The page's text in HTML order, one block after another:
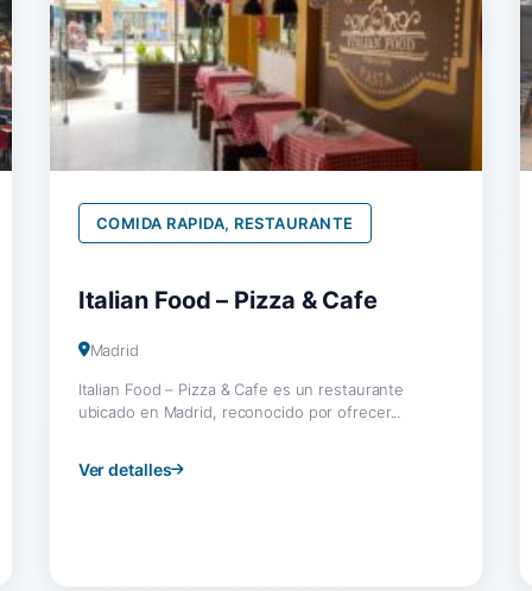
COMIDA RAPIDA, RESTAURANTE
Italian Food – Pizza & Cafe
Madrid
Italian Food – Pizza & Cafe es un restaurante
ubicado en Madrid, reconocido por ofrecer...
Ver detalles